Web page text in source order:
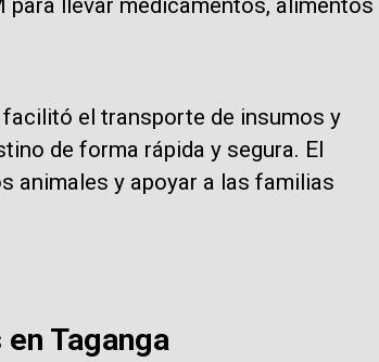
llevar medicamentos, alimentos
el transporte de insumos y
de forma rápida y segura. El
animales y apoyar a las familias
Taganga